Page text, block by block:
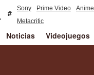
Sony Prime Video
Anime
Metacritic
Noticias Videojuegos